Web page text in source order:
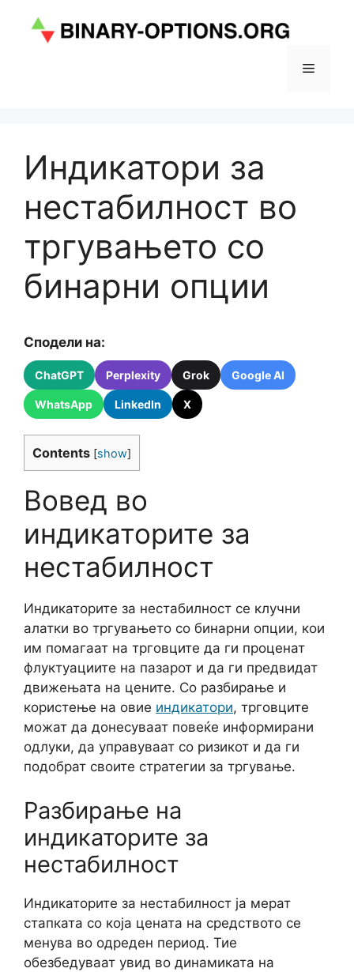
Menu
Индикатори за
нестабилност во
тргувањето со
бинарни опции
Сподели на:
ChatGPT Perplexity Grok Google AI
WhatsApp LinkedIn X
Contents [show]
Вовед во
индикаторите за
нестабилност
Индикаторите за нестабилност се клучни
алатки во тргувањето со бинарни опции, кои
им помагаат на трговците да ги проценат
флуктуациите на пазарот и да ги предвидат
движењата на цените. Со разбирање и
користење на овие индикатори, трговците
можат да донесуваат повеќе информирани
одлуки, да управуваат со ризикот и да ги
подобрат своите стратегии за тргување.
Разбирање на
индикаторите за
нестабилност
Индикаторите за нестабилност ја мерат
стапката со која цената на средството се
менува во одреден период. Тие
обезбедуваат увид во динамиката на